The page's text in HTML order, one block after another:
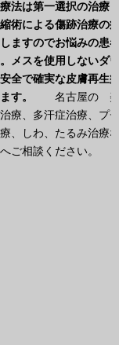
法は第一選択の治療
術による傷跡治療の
ますのでお悩みの患
メスを使用しないダ
全で確実な皮膚再生
す。
名古屋の
療、多汗症治療、プ
、しわ、たるみ治療
ご相談ください。